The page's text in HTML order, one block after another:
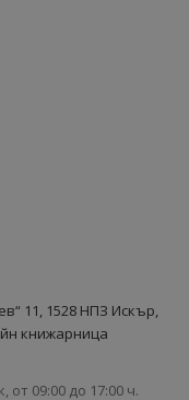
11, 1528 НПЗ Искър,
книжарница
09:00 до 17:00 ч.